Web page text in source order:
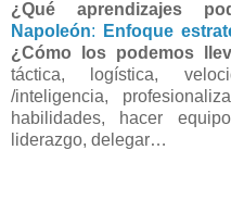
¿Qué aprendizajes
Napoleón: Enfoque
¿Cómo los podemos
táctica, logística,
/inteligencia,
habilidades, hacer
liderazgo, delegar…